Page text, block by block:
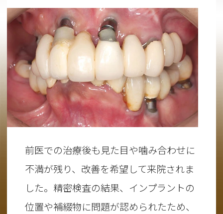
前医での治療後も見た目や噛み合わせに
不満が残り、改善を希望して来院されま
した。精密検査の結果、インプラントの
位置や補綴物に問題が認められたため、